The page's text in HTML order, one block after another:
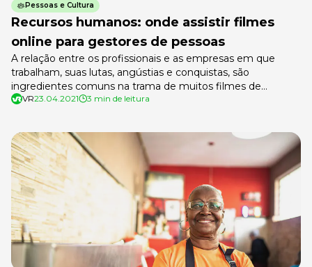
Pessoas e Cultura
Recursos humanos: onde assistir filmes
online para gestores de pessoas
A relação entre os profissionais e as empresas em que
trabalham, suas lutas, angústias e conquistas, são
ingredientes comuns na trama de muitos filmes de
sucesso. Além de ótimo entretenimento, assistir a estes
dicas, prepare a pipoca e […]
VR23.04.2021 3 min de leitura